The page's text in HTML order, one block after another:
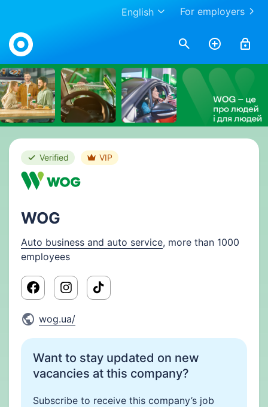
For employers
English
Work.ua
Verified VIP
WOG
Auto business and auto service, more than 1000
employees
wog.ua/
Want to stay updated on new
vacancies at this company?
Subscribe to receive this company’s job